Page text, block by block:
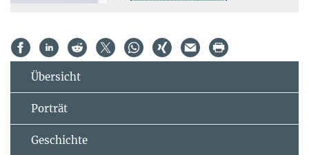
Übersicht
Porträt
Geschichte